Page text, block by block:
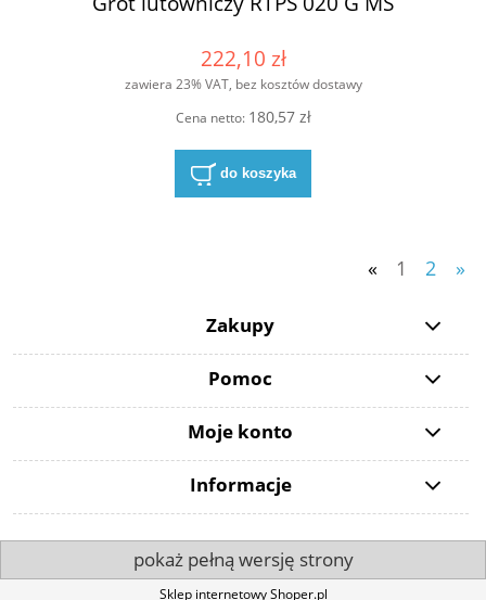
222,10 zł
zawiera 23% VAT, bez kosztów dostawy
Cena netto: 180,57 zł
do koszyka
« 1 2 »
Zakupy
Pomoc
Moje konto
Informacje
pokaż pełną wersję strony
Sklep internetowy Shoper.pl